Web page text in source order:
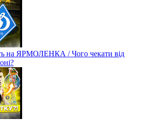
на ЯРМОЛЕНКА / Чого чекати від